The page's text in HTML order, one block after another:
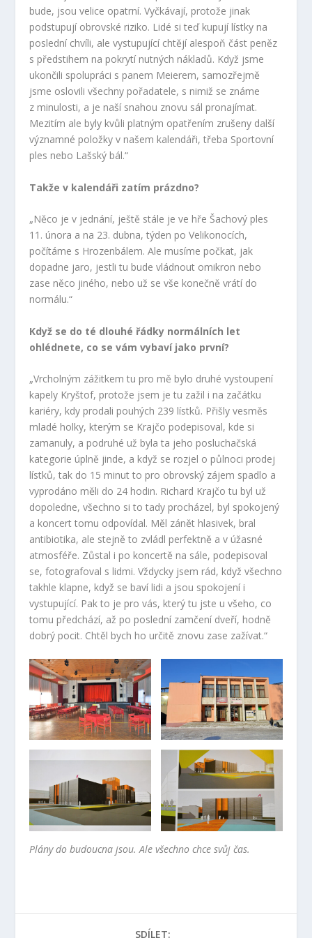
bude, jsou velice opatrní. Vyčkávají, protože jinak
podstupují obrovské riziko. Lidé si teď kupují lístky na
poslední chvíli, ale vystupující chtějí alespoň část peněz
s předstihem na pokrytí nutných nákladů. Když jsme
ukončili spolupráci s panem Meierem, samozřejmě
jsme oslovili všechny pořadatele, s nimiž se známe
z minulosti, a je naší snahou znovu sál pronajímat.
Mezitím ale byly kvůli platným opatřením zrušeny další
významné položky v našem kalendáři, třeba Sportovní
ples nebo Lašský bál.“
Takže v kalendáři zatím prázdno?
„Něco je v jednání, ještě stále je ve hře Šachový ples
11. února a na 23. dubna, týden po Velikonocích,
počítáme s Hrozenbálem. Ale musíme počkat, jak
dopadne jaro, jestli tu bude vládnout omikron nebo
zase něco jiného, nebo už se vše konečně vrátí do
normálu.“
Když se do té dlouhé řádky normálních let
ohlédnete, co se vám vybaví jako první?
„Vrcholným zážitkem tu pro mě bylo druhé vystoupení
kapely Kryštof, protože jsem je tu zažil i na začátku
kariéry, kdy prodali pouhých 239 lístků. Přišly vesměs
mladé holky, kterým se Krajčo podepisoval, kde si
zamanuly, a podruhé už byla ta jeho posluchačská
kategorie úplně jinde, a když se rozjel o půlnoci prodej
lístků, tak do 15 minut to pro obrovský zájem spadlo a
vyprodáno měli do 24 hodin. Richard Krajčo tu byl už
dopoledne, všechno si to tady procházel, byl spokojený
a koncert tomu odpovídal. Měl zánět hlasivek, bral
antibiotika, ale stejně to zvládl perfektně a v úžasné
atmosféře. Zůstal i po koncertě na sále, podepisoval
se, fotografoval s lidmi. Vždycky jsem rád, když všechno
takhle klapne, když se baví lidi a jsou spokojení i
vystupující. Pak to je pro vás, který tu jste u všeho, co
tomu předchází, až po poslední zamčení dveří, hodně
dobrý pocit. Chtěl bych ho určitě znovu zase zažívat.“
Plány do budoucna jsou. Ale všechno chce svůj čas.
SDÍLET: